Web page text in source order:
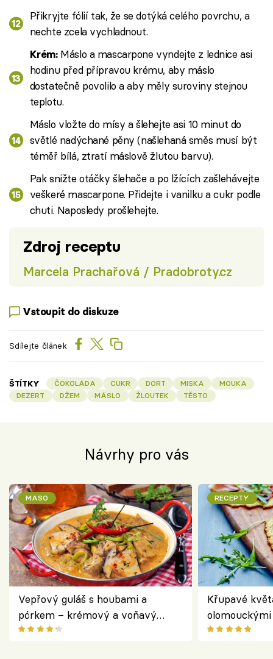
Přikryjte fólií tak, že se dotýká celého povrchu, a
nechte zcela vychladnout.
Krém:Máslo a mascarpone vyndejte z lednice asi
hodinu před přípravou krému, aby máslo
dostatečně povolilo a aby měly suroviny stejnou
teplotu.
Máslo vložte do mísy a šlehejte asi 10 minut do
světlé nadýchané pěny (našlehaná směs musí být
téměř bílá, ztratí máslově žlutou barvu).
Pak snižte otáčky šlehače a po lžících zašlehávejte
veškeré mascarpone. Přidejte i vanilku a cukr podle
chuti. Naposledy prošlehejte.
Zdroj receptu
Marcela Prachařová / Pradobroty.cz
Vstoupit do diskuze
Sdílejte článek
ŠTÍTKY ČOKOLÁDA CUKR DORT MISKA
MOUKA
DEZERT
DŽEM MÁSLO ŽLOUTEK TĚSTO
Návrhy pro vás
MASO
Vepřový guláš s houbami a
pórkem – krémový a voňavý
pokrm z jednoho hrnce
RECEPTY
Křupavé
bezlepkový